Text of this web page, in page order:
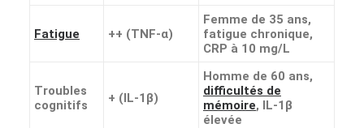
Fatigue ++ (TNF-α)
Femme de 35 ans,
fatigue chronique,
CRP à 10 mg/L
Troubles
cognitifs
+ (IL-1β)
Homme de 60 ans,
difficultés de
mémoire, IL-1β
élevée